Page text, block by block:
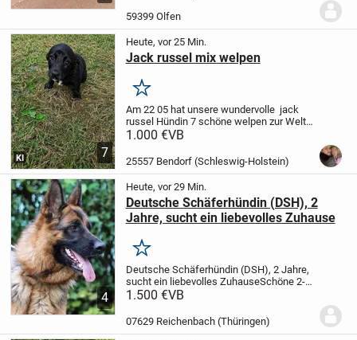
Nachwuchs freuen.
59399 Olfen
7
KI
Heute, vor 25 Min.
Jack russel mix welpen
Merken
Am 22 05 hat unsere wundervolle jack
russel Hündin 7 schöne welpen zur Welt
gebracht 2 davon haben schon ein
wir noch für die restlichen 5 ein
wunderschönes...
1.000 €VB
25557 Bendorf (Schleswig-Holstein)
4
Heute, vor 29 Min.
Deutsche Schäferhündin (DSH), 2
Jahre, sucht ein liebevolles Zuhause
Merken
Deutsche Schäferhündin (DSH), 2 Jahre,
sucht ein liebevolles ZuhauseSchöne 2-
jährige Deutsche Schäferhündin in
Sie ist aufmerksam, loyal und lernfreudig.
1.500 €VB
07629 Reichenbach (Thüringen)